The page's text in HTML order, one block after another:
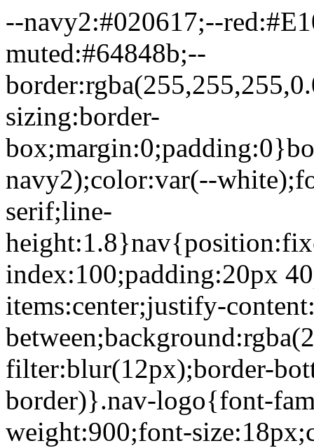
--navy2:#020617;--
muted:#64848b;--
sizing:border-
navy2);color:var(--
serif;line-
index:100;padding:20px
items:center;justify-
filter:blur(12px);border-
border)}.nav-logo{font-
weight:900;font-